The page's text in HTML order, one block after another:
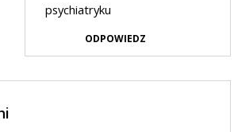
psychiatryku
ODPOWIEDZ